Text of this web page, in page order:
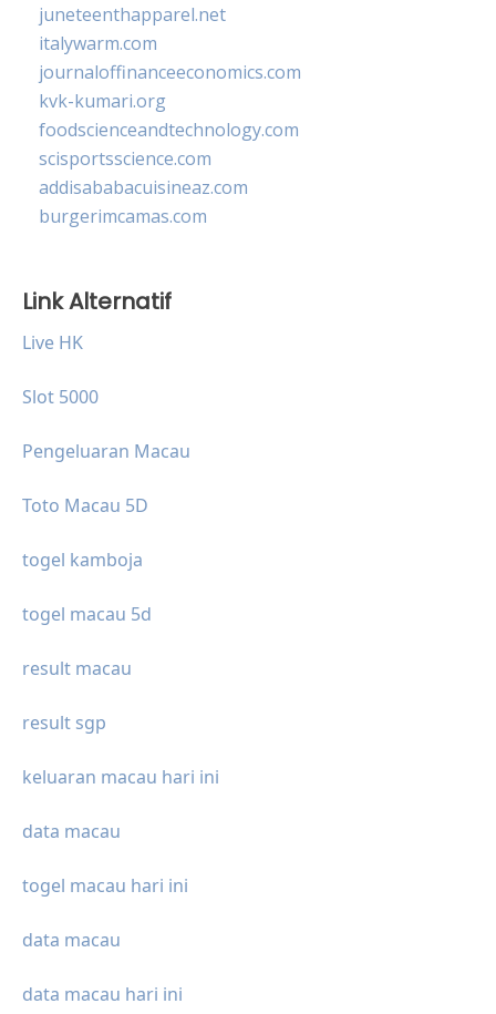
juneteenthapparel.net
italywarm.com
journaloffinanceeconomics.com
kvk-kumari.org
foodscienceandtechnology.com
scisportsscience.com
addisababacuisineaz.com
burgerimcamas.com
Link Alternatif
Live HK
Slot 5000
Pengeluaran Macau
Toto Macau 5D
togel kamboja
togel macau 5d
result macau
result sgp
keluaran macau hari ini
data macau
togel macau hari ini
data macau
data macau hari ini